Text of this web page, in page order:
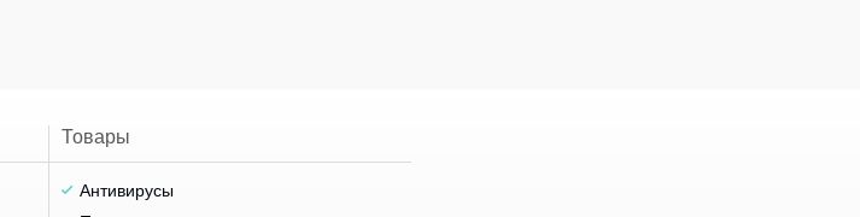
Товары
Антивирусы